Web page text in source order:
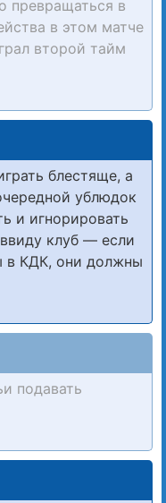
превращаться в
в этом матче
второй тайм
блестяще, а
ублюдок
и игнорировать
клуб — если
в КДК, они должны
подавать